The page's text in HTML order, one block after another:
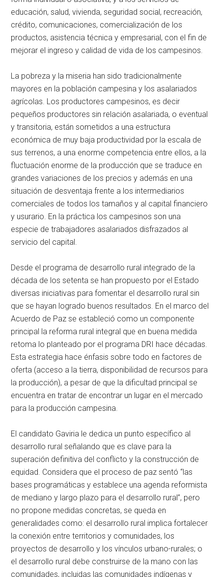
educación, salud, vivienda, seguridad social, recreación,
crédito, comunicaciones, comercialización de los
productos, asistencia técnica y empresarial, con el fin de
mejorar el ingreso y calidad de vida de los campesinos.
La pobreza y la miseria han sido tradicionalmente
mayores en la población campesina y los asalariados
agrícolas. Los productores campesinos, es decir
pequeños productores sin relación asalariada, o eventual
y transitoria, están sometidos a una estructura
económica de muy baja productividad por la escala de
sus terrenos, a una enorme competencia entre ellos, a la
fluctuación enorme de la producción que se traduce en
grandes variaciones de los precios y además en una
situación de desventaja frente a los intermediarios
comerciales de todos los tamaños y al capital financiero
y usurario. En la práctica los campesinos son una
especie de trabajadores asalariados disfrazados al
servicio del capital.
Desde el programa de desarrollo rural integrado de la
década de los setenta se han propuesto por el Estado
diversas iniciativas para fomentar el desarrollo rural sin
que se hayan logrado buenos resultados. En el marco del
Acuerdo de Paz se estableció como un componente
principal la reforma rural integral que en buena medida
retoma lo planteado por el programa DRI hace décadas.
Esta estrategia hace énfasis sobre todo en factores de
oferta (acceso a la tierra, disponibilidad de recursos para
la producción), a pesar de que la dificultad principal se
encuentra en tratar de encontrar un lugar en el mercado
para la producción campesina.
El candidato Gaviria le dedica un punto específico al
desarrollo rural señalando que es clave para la
superación definitiva del conflicto y la construcción de
equidad. Considera que el proceso de paz sentó “las
bases programáticas y establece una agenda reformista
de mediano y largo plazo para el desarrollo rural”, pero
no propone medidas concretas, se queda en
generalidades como: el desarrollo rural implica fortalecer
la conexión entre territorios y comunidades, los
proyectos de desarrollo y los vínculos urbano-rurales; o
el desarrollo rural debe construirse de la mano con las
comunidades, incluidas las comunidades indígenas y